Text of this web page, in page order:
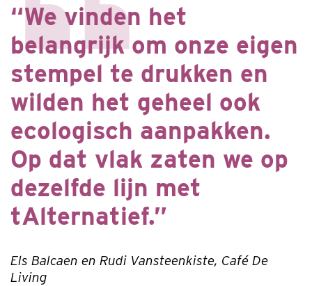
“We vinden het
belangrijk om onze eigen
stempel te drukken en
wilden het geheel ook
ecologisch aanpakken.
Op dat vlak zaten we op
dezelfde lijn met
tAlternatief.”
Els Balcaen en Rudi Vansteenkiste, Café De
Living